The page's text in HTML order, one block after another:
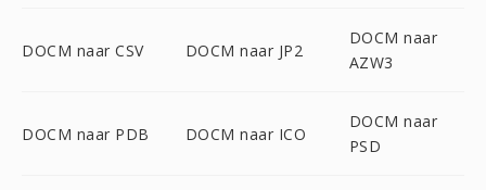
DOCM naar CSV DOCM naar JP2
DOCM naar
AZW3
DOCM naar PDB DOCM naar ICO
DOCM naar
PSD